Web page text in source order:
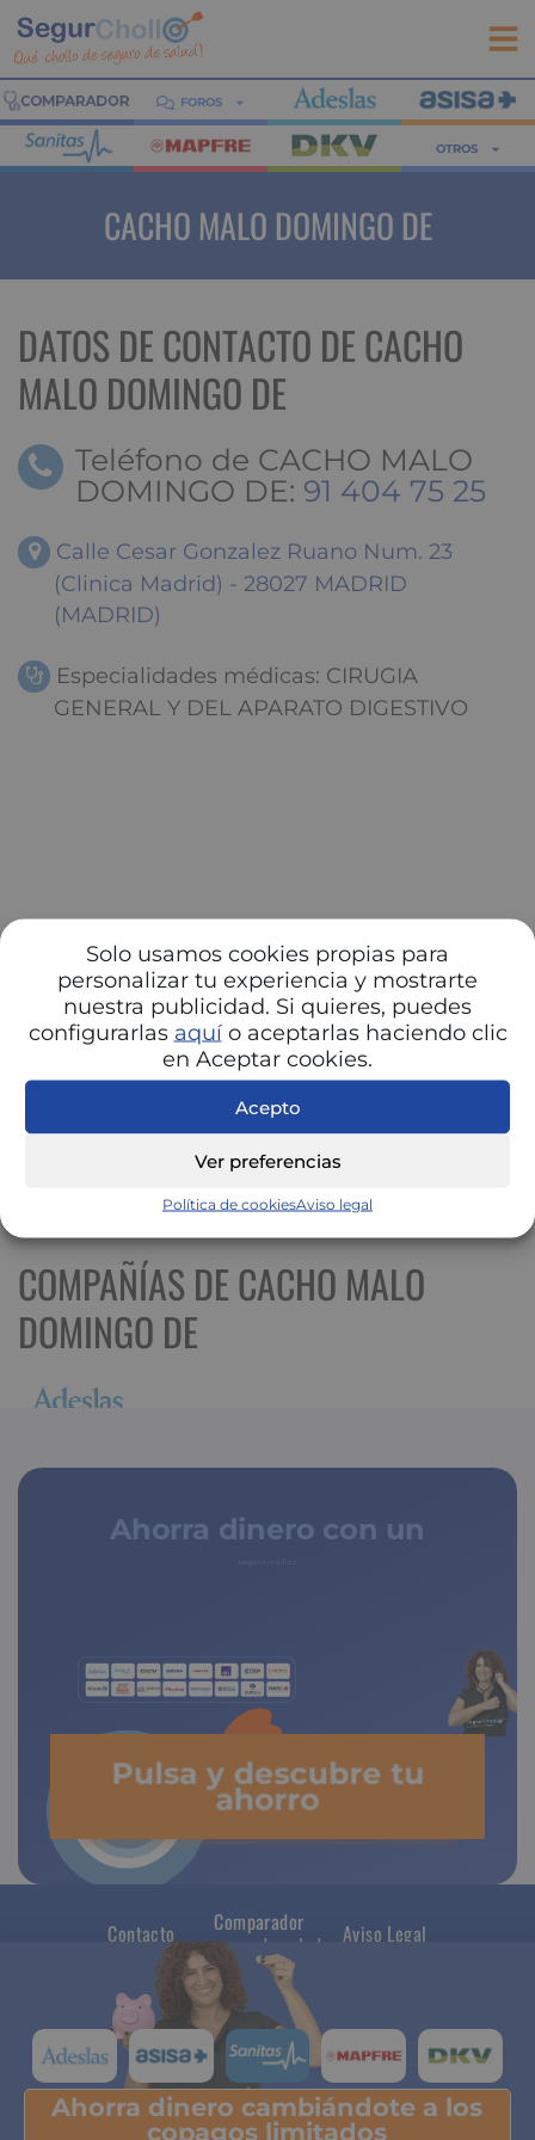
Solo usamos cookies propias para
personalizar tu experiencia y mostrarte
nuestra publicidad. Si quieres, puedes
configurarlas aquío aceptarlas haciendo clic
en Aceptar cookies.
Acepto
Ver preferencias
Política de cookiesAviso legal
FOROS
OTROS
CACHO MALO DOMINGO DE
DATOS DE CONTACTO DE CACHO
MALO DOMINGO DE
Teléfono de CACHO MALO
DOMINGO DE: 91 404 75 25
Calle Cesar Gonzalez Ruano Num. 23
(Clinica Madrid) - 28027 MADRID
(MADRID)
Especialidades médicas: CIRUGIA
GENERAL Y DEL APARATO DIGESTIVO
COMPAÑÍAS DE CACHO MALO
DOMINGO DE
Ahorra dinero con un
Pulsa y descubre tu
ahorro
Contacto
Comparador
seguros de salud
Aviso Legal
Ahorra dinero cambiándote a los
copagos limitados
Pulsa y descubre tu ahorro